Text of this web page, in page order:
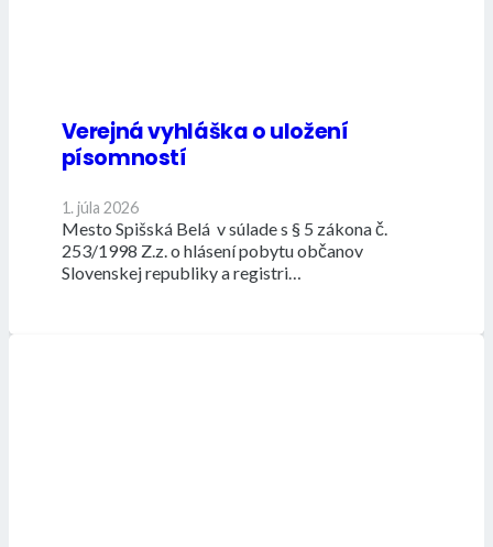
Verejná vyhláška o uložení
písomností
1. júla 2026
Mesto Spišská Belá v súlade s § 5 zákona č.
253/1998 Z.z. o hlásení pobytu občanov
Slovenskej republiky a registri…